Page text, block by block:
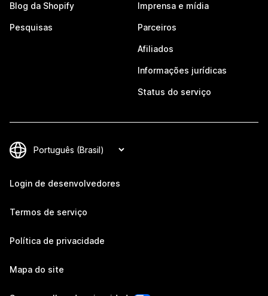
Blog da Shopify
Pesquisas
Imprensa e mídia
Parceiros
Afiliados
Informações jurídicas
Status do serviço
Login de desenvolvedores
Termos de serviço
Política de privacidade
Mapa do site